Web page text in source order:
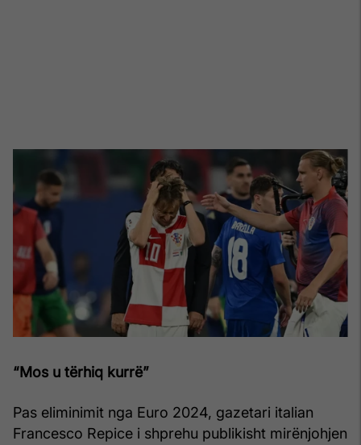
“Mos u tërhiq kurrë”
Pas eliminimit nga Euro 2024, gazetari italian
Francesco Repice i shprehu publikisht mirënjohjen